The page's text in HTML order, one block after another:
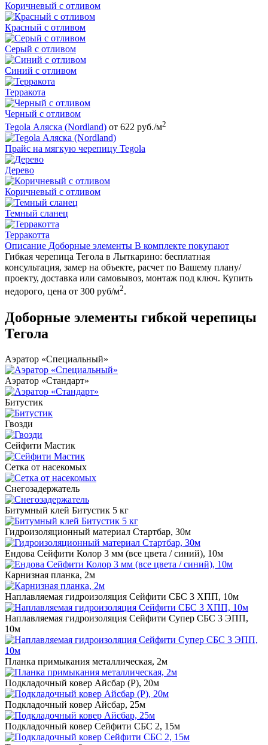
Коричневый с отливом
Красный с отливом
Серый с отливом
Синий с отливом
Терракота
Черный с отливом
Tegola Аляска (Nordland) от 622 руб./м2
Прайс на мягкую черепицу Tegola
Дерево
Коричневый с отливом
Темный сланец
Терракотта
Описание Доборные элементы В комплекте покупают
Гибкая черепица Тегола в Лыткарино: бесплатная
консультация, замер на объекте, расчет по Вашему плану/
проекту, доставка или самовывоз, монтаж под ключ. Купить
недорого, цена от 300 руб/м2.
Доборные элементы гибкой черепицы
Тегола
Аэратор «Специальный»
Аэратор «Стандарт»
Битустик
Гвозди
Сейфити Мастик
Сетка от насекомых
Снегозадержатель
Битумный клей Битустик 5 кг
Гидроизоляционный материал Стартбар, 30м
Ендова Сейфити Колор 3 мм (все цвета / синий), 10м
Карнизная планка, 2м
Наплавляемая гидроизоляция Сейфити СБС 3 ХПП, 10м
Наплавляемая гидроизоляция Сейфити Супер СБС 3 ЭПП,
10м
Планка примыкания металлическая, 2м
Подкладочный ковер Айсбар (P), 20м
Подкладочный ковер Айсбар, 25м
Подкладочный ковер Сейфити СБС 2, 15м